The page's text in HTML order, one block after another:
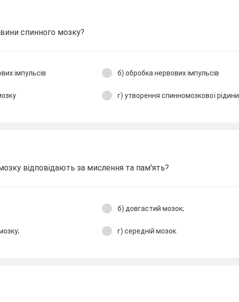
спинного мозку?
імпульсів б) обробка нервових імпульсів
г) утворення спинномозкової рідини.
відповідають за мислення та пам'ять?
б) довгастий мозок;
г) середній мозок.